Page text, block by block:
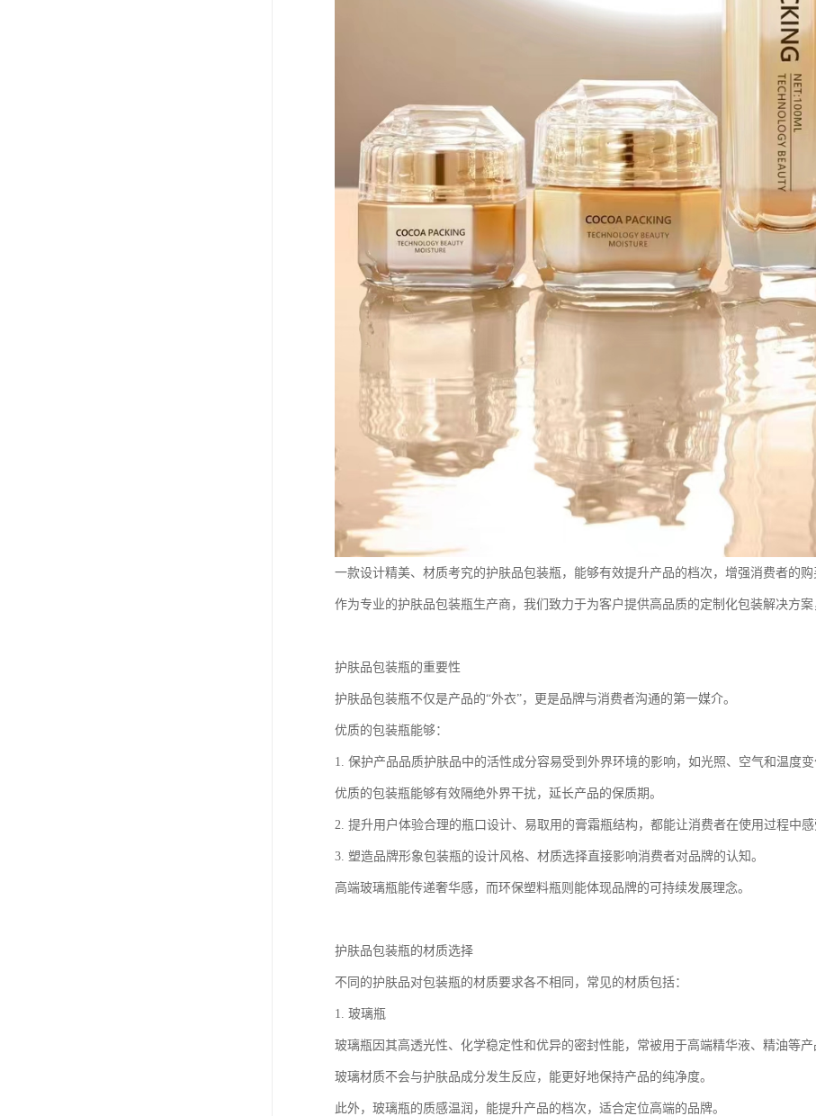
一款设计精美、材质考究的护肤品包装瓶，能够有效提升产品的档次，增强消费者的购
作为专业的护肤品包装瓶生产商，我们致力于为客户提供高品质的定制化包装解决方案
护肤品包装瓶的重要性
护肤品包装瓶不仅是产品的“外衣”，更是品牌与消费者沟通的第一媒介。
优质的包装瓶能够：
1. 保护产品品质护肤品中的活性成分容易受到外界环境的影响，如光照、空气和温度变
优质的包装瓶能够有效隔绝外界干扰，延长产品的保质期。
2. 提升用户体验合理的瓶口设计、易取用的膏霜瓶结构，都能让消费者在使用过程中感
3. 塑造品牌形象包装瓶的设计风格、材质选择直接影响消费者对品牌的认知。
高端玻璃瓶能传递奢华感，而环保塑料瓶则能体现品牌的可持续发展理念。
护肤品包装瓶的材质选择
不同的护肤品对包装瓶的材质要求各不相同，常见的材质包括：
1. 玻璃瓶
玻璃瓶因其高透光性、化学稳定性和优异的密封性能，常被用于高端精华液、精油等产
玻璃材质不会与护肤品成分发生反应，能更好地保持产品的纯净度。
此外，玻璃瓶的质感温润，能提升产品的档次，适合定位高端的品牌。